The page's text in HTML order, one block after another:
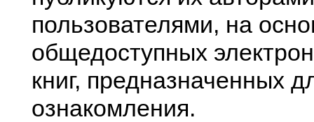
пользователями, на
общедоступных
книг, предназначенных
ознакомления.